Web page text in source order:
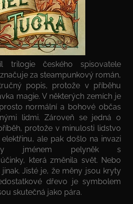
českého spisovatele
za steampunkový román,
popis, protože v příběhu
magie. V některých zemích je
normální a bohové občas
lidmi. Zároveň se jedná o
protože v minulosti lidstvo
ale pak došlo na invazi
jménem pelyněk s
která změnila svět. Nebo
Jisté je, že měny jsou kryty
dřevo je symbolem
skutečná jako pára.